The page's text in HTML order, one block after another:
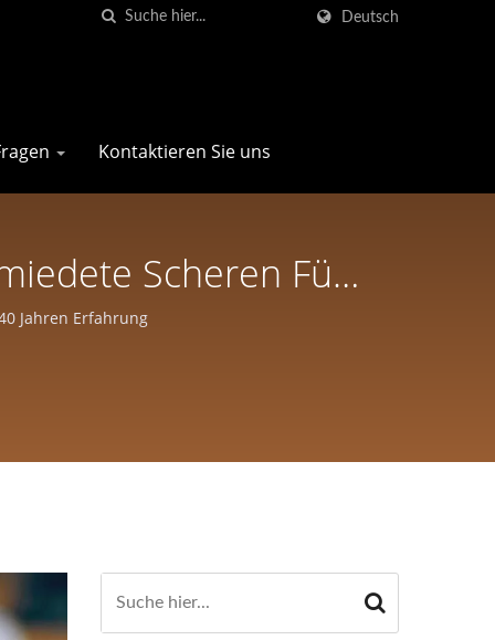
Deutsch
Kontaktieren Sie uns
Scheren Für
Jahren Erfahrung